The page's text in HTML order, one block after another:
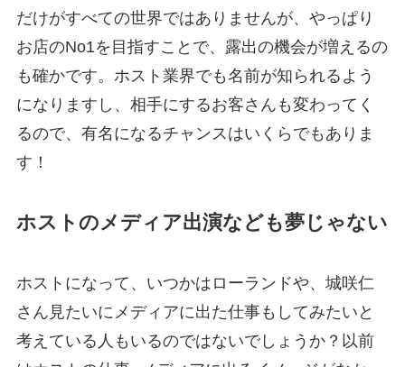
だけがすべての世界ではありませんが、やっぱり
お店のNo1を目指すことで、露出の機会が増えるの
も確かです。ホスト業界でも名前が知られるよう
になりますし、相手にするお客さんも変わってく
るので、有名になるチャンスはいくらでもありま
す！
ホストのメディア出演なども夢じゃない
ホストになって、いつかはローランドや、城咲仁
さん見たいにメディアに出た仕事もしてみたいと
考えている人もいるのではないでしょうか？以前